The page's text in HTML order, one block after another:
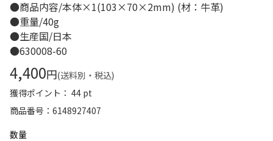
●商品内容/本体×1(103×70×2mm) (材：牛革)
●重量/40g
●生産国/日本
●630008-60
4,400円(送料別・税込)
獲得ポイント： 44 pt
商品番号
6148927407
数量